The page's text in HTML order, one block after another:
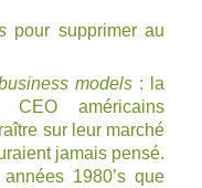
pour supprimer au
models : la
américains
sur leur marché
jamais pensé.
1980’s que